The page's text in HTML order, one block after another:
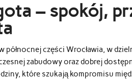
– spokój,
północnej części Wrocławia, w
zabudowy oraz dobrej
które szukają kompromisu